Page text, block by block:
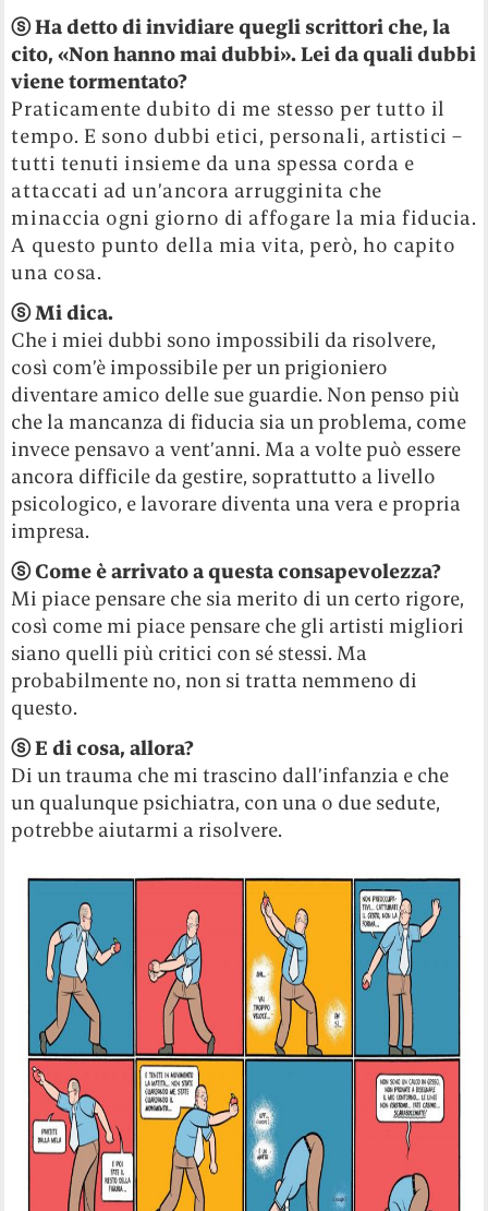
ⓢ Ha detto di invidiare quegli scrittori che, la
cito, «Non hanno mai dubbi». Lei da quali dubbi
viene tormentato?
Praticamente dubito di me stesso per tutto il
tempo. E sono dubbi etici, personali, artistici –
tutti tenuti insieme da una spessa corda e
attaccati ad un’ancora arrugginita che
minaccia ogni giorno di affogare la mia fiducia.
A questo punto della mia vita, però, ho capito
una cosa.
ⓢMi dica.
Che i miei dubbi sono impossibili da risolvere,
così com’è impossibile per un prigioniero
diventare amico delle sue guardie. Non penso più
che la mancanza di fiducia sia un problema, come
invece pensavo a vent’anni. Ma a volte può essere
ancora difficile da gestire, soprattutto a livello
psicologico, e lavorare diventa una vera e propria
impresa.
ⓢCome è arrivato a questa consapevolezza?
Mi piace pensare che sia merito di un certo rigore,
così come mi piace pensare che gli artisti migliori
siano quelli più critici con sé stessi. Ma
probabilmente no, non si tratta nemmeno di
questo.
ⓢE di cosa, allora?
Di un trauma che mi trascino dall’infanzia e che
un qualunque psichiatra, con una o due sedute,
potrebbe aiutarmi a risolvere.